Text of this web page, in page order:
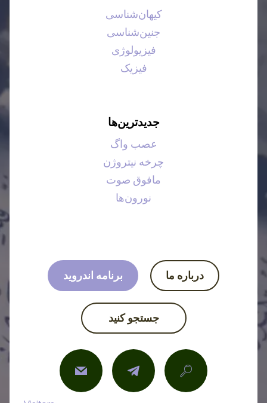
کیهان‌شناسی
جنین‌شناسی
فیزیولوژی
فیزیک
جدیدترین‌ها
عصب واگ
چرخه نیتروژن
مافوق صوت
نورون‌ها
برنامه اندروید درباره ما
جستجو کنید